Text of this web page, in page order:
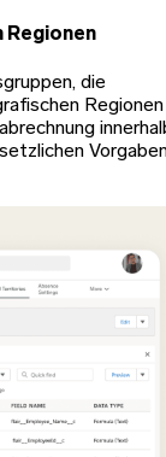
Regionen
die
Regionen